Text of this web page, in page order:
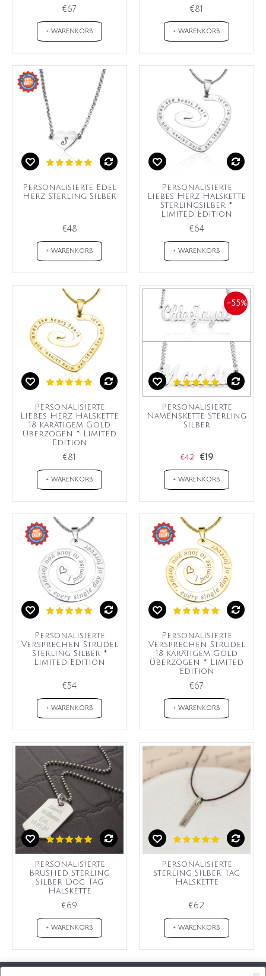
€67
+ WARENKORB
€81
+ WARENKORB
Personalisierte Edel
Herz Sterling Silber
€48
+ WARENKORB
Personalisierte
Liebes Herz Halskette
Sterlingsilber *
Limited Edition
€64
+ WARENKORB
Personalisierte
Liebes Herz Halskette
18 karätigem Gold
überzogen * Limited
Edition
€81
+ WARENKORB
-55%
Personalisierte
Namenskette Sterling
Silber
€42 €19
+ WARENKORB
Personalisierte
Versprechen Strudel
Sterling Silber *
Limited Edition
€54
+ WARENKORB
Personalisierte
Versprechen Strudel
18 karätigem Gold
überzogen * Limited
Edition
€67
+ WARENKORB
Personalisierte
Brushed Sterling
Silber Dog Tag
Halskette
€69
+ WARENKORB
Personalisierte
Sterling Silber Tag
Halskette
€62
+ WARENKORB